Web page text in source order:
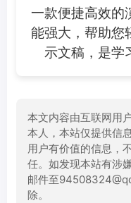
一款便捷高效的
能强大，帮助您
示文稿，是学
本文内容由互联网用
本人，本站仅提供信
用户有价值的信息，
任。如发现本站有涉
邮件至
除。